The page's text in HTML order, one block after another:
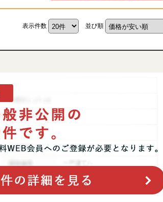
表示件数 並び順